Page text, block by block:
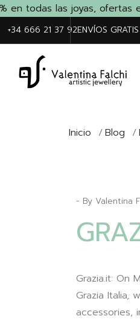
todas las joyas, ofertas
+34 666 21 37 92ENVÍOS
Inicio /Blog /
- By Valentina
Grazia.it: On
Grazia Italia,
accessories,